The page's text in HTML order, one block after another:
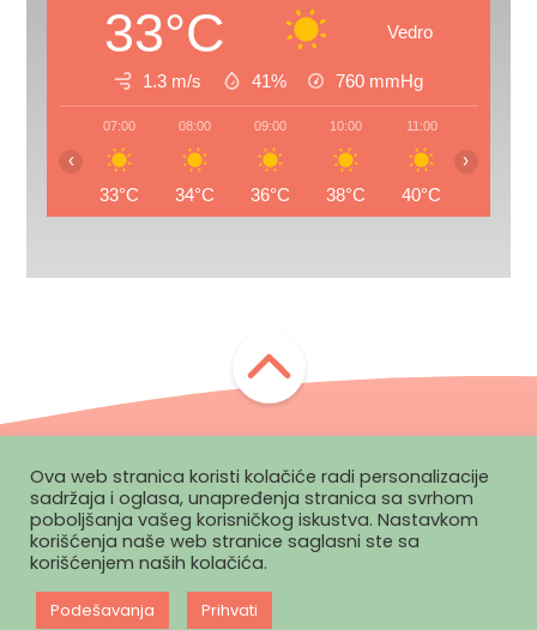
33°C Vedro
1.3 m/s 41% 760 mmHg
07:00
33°C
08:00
34°C
09:00
36°C
10:00
38°C
11:00
40°C
‹ ›
Ova web stranica koristi kolačiće radi personalizacije
sadržaja i oglasa, unapređenja stranica sa svrhom
poboljšanja vašeg korisničkog iskustva. Nastavkom
korišćenja naše web stranice saglasni ste sa
korišćenjem naših kolačića.
Podešavanja Prihvati
Zapratite nas:
Marketing Impressum